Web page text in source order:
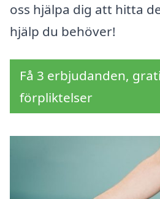
oss hjälpa dig att hitta
hjälp du behöver!
Få 3 erbjudanden,
förpliktelser